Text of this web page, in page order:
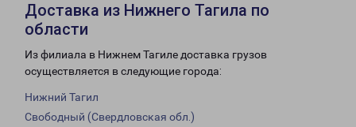
Доставка из Нижнего Тагила по
области
Из филиала в Нижнем Тагиле доставка грузов
осуществляется в следующие города:
Нижний Тагил
Свободный (Свердловская обл.)